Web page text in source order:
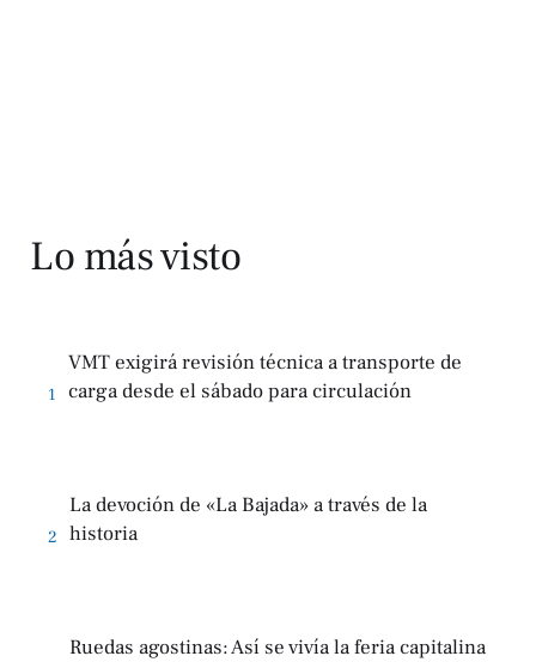
Lo más visto
1
VMT exigirá revisión técnica a transporte de
carga desde el sábado para circulación
2
La devoción de «La Bajada» a través de la
historia
Ruedas agostinas: Así se vivía la feria capitalina